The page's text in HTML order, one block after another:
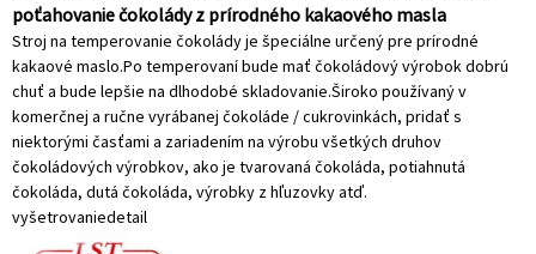
poťahovanie čokolády z prírodného kakaového masla
Stroj na temperovanie čokolády je špeciálne určený pre prírodné
kakaové maslo.Po temperovaní bude mať čokoládový výrobok dobrú
chuť a bude lepšie na dlhodobé skladovanie.Široko používaný v
komerčnej a ručne vyrábanej čokoláde / cukrovinkách, pridať s
niektorými časťami a zariadením na výrobu všetkých druhov
čokoládových výrobkov, ako je tvarovaná čokoláda, potiahnutá
čokoláda, dutá čokoláda, výrobky z hľuzovky atď.
vyšetrovaniedetail